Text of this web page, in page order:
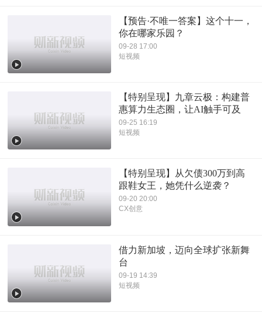
【预告·不唯一答案】这个十一，
你在哪家乐园？
09-28 17:00
短视频
【特别呈现】九章云极：构建普
惠算力生态圈，让AI触手可及
09-25 16:19
短视频
【特别呈现】从欠债300万到高
跟鞋女王，她凭什么逆袭？
09-20 20:00
CX创意
借力新加坡，迈向全球扩张新舞
台
09-19 14:39
短视频